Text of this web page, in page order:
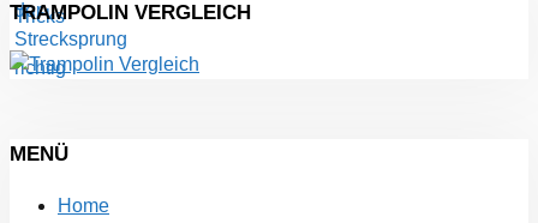
TRAMPOLIN VERGLEICH
MENÜ
Home